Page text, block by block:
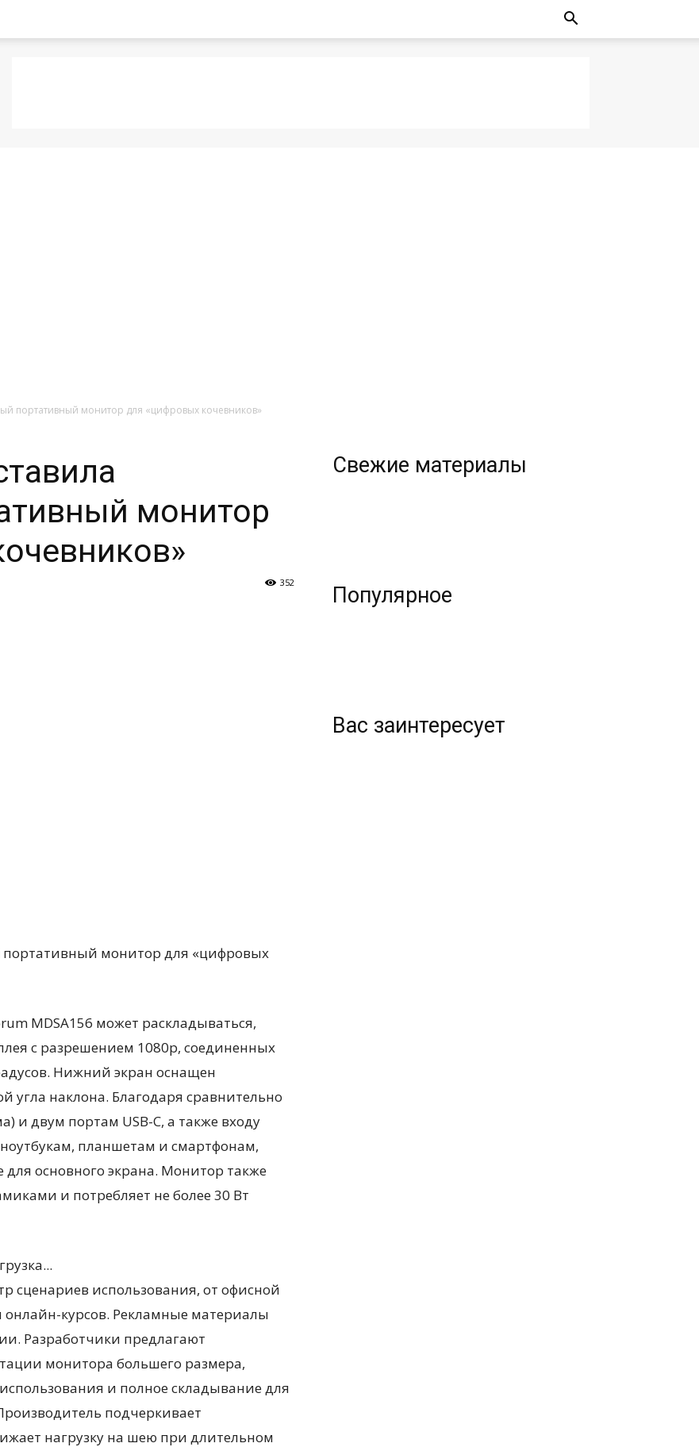
портативный монитор для «цифровых кочевников»
монитор
352
MDSA156 может раскладываться,
с разрешением 1080p, соединенных
Нижний экран оснащен
угла наклона. Благодаря сравнительно
и двум портам USB-C, а также входу
ноутбукам, планшетам и смартфонам,
основного экрана. Монитор также
и потребляет не более 30 Вт
сценариев использования, от офисной
курсов. Рекламные материалы
Разработчики предлагают
монитора большего размера,
и полное складывание для
подчеркивает
нагрузку на шею при длительном
Свежие материалы
Популярное
Вас заинтересует